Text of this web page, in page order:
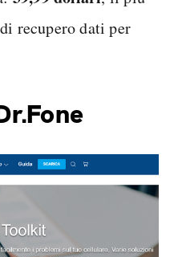
recupero dati per